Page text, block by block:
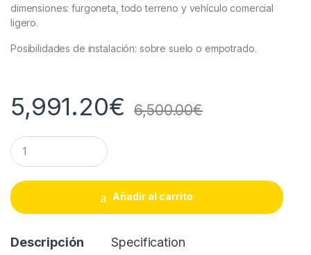
dimensiones: furgoneta, todo terreno y vehículo comercial
ligero.
Posibilidades de instalación: sobre suelo o empotrado.
5,991.20€ 6,500.00€
Q
u
a
t
i
Añadir al carrito
Descripción Specification